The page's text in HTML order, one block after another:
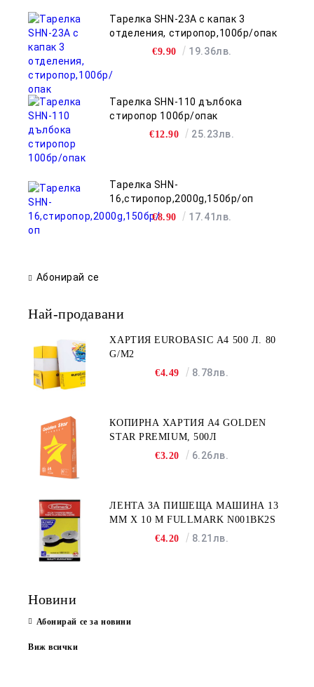
Тарелка SHN-23A с капак 3
отделения, стиропор,100бр/опак
€9.90 19.36лв.
Тарелка SHN-110 дълбока
стиропор 100бр/опак
€12.90 25.23лв.
Тарелка SHN-
16,стиропор,2000g,150бр/оп
€8.90 17.41лв.
Абонирай се
Най-продавани
ХАРТИЯ EUROBASIC А4 500 Л. 80
G/M2
€4.49
8.78лв.
КОПИРНА ХАРТИЯ A4 GOLDEN
STAR PREMIUM, 500Л
€3.20
6.26лв.
ЛЕНТА ЗА ПИШЕЩА МАШИНА 13
MM X 10 M FULLMARK N001BK2S
€4.20
8.21лв.
Новини
Абонирай се за новини
Виж всички